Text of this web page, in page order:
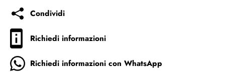
Condividi
Richiedi informazioni
Richiedi informazioni con WhatsApp